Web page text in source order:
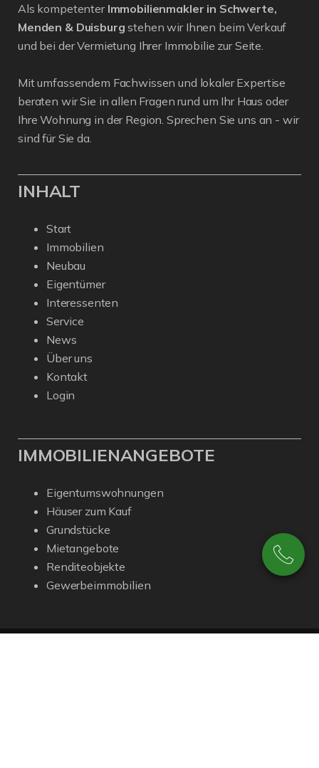
Als kompetenter Immobilienmakler in Schwerte,
Menden & Duisburg stehen wir Ihnen beim Verkauf
und bei der Vermietung Ihrer Immobilie zur Seite.
Mit umfassendem Fachwissen und lokaler Expertise
beraten wir Sie in allen Fragen rund um Ihr Haus oder
Ihre Wohnung in der Region. Sprechen Sie uns an - wir
sind für Sie da.
INHALT
Start
Immobilien
Neubau
Eigentümer
Interessenten
Service
News
Über uns
Kontakt
Login
IMMOBILIENANGEBOTE
Eigentumswohnungen
Häuser zum Kauf
Grundstücke
Mietangebote
Renditeobjekte
Gewerbeimmobilien